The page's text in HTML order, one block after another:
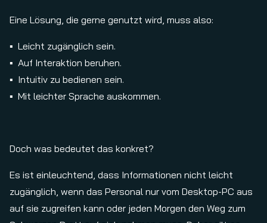
Eine Lösung, die gerne genutzt wird, muss also:
Leicht zugänglich sein.
Auf Interaktion beruhen.
Intuitiv zu bedienen sein.
Mit leichter Sprache auskommen.
Doch was bedeutet das konkret?
Es ist einleuchtend, dass Informationen nicht leicht
zugänglich, wenn das Personal nur vom Desktop-PC aus
auf sie zugreifen kann oder jeden Morgen den Weg zum